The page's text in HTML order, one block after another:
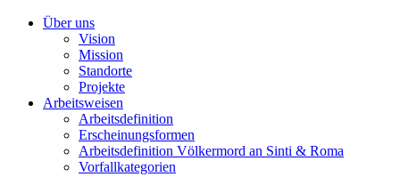
Über uns
Vision
Mission
Standorte
Projekte
Arbeitsweisen
Arbeitsdefinition
Erscheinungsformen
Arbeitsdefinition Völkermord an Sinti & Roma
Vorfallkategorien